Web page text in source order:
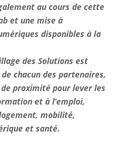
au cours de cette
et une mise à
disponibles à la
des Solutions est
chacun des partenaires,
proximité pour lever les
et à l’emploi,
mobilité,
et santé.